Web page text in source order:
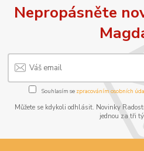
Nepropásněte
Souhlasím se zpracováním osobních
Můžete se kdykoli odhlásit. Novinky
jednou za tři